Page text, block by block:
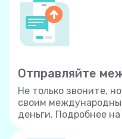
Отправляйте
Не только звоните,
своим
деньги. Подробнее